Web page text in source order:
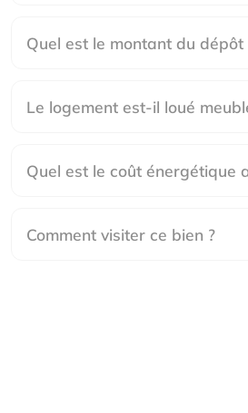
Quel est le montant du
Le logement est-il loué
Quel est le coût énergétique
Comment visiter ce bien ?